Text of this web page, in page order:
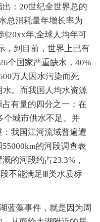
：20世纪全世界总的
总消耗量年增长率为
20xx年,全球人均年可
，到目前，世界上已有
个国家严重缺水，40%
万人因水污染而死
。而我国人均水资源
有量的四分之一；在
个城市供水不足。并
我国江河流域普遍遭
的河段调查表
的河段约占23.3%，
不能满足Ⅲ类水质标
蓝藻事件，就是因为周